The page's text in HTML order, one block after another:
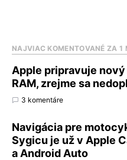
NAJVIAC KOMENTOVANÉ ZA 1
Apple pripravuje nový
RAM, zrejme sa
3 komentáre
Navigácia pre
Sygicu je už v Apple
a Android Auto